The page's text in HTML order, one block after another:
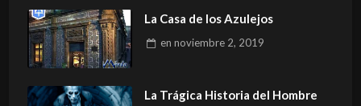
La Casa de los Azulejos
en noviembre 2, 2019
La Trágica Historia del Hombre